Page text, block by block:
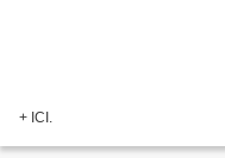
+ ICI.